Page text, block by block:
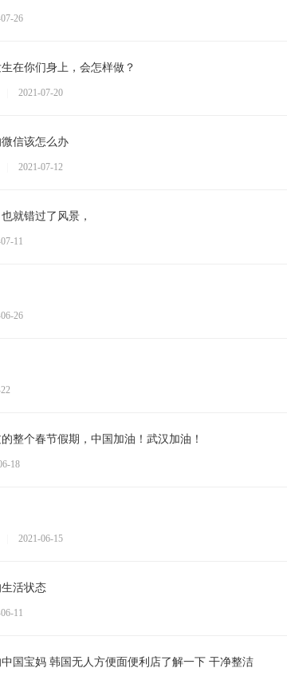
26
在你们身上，会怎样做？
2021-07-20
信该怎么办
2021-07-12
就错过了风景，
11
26
整个春节假期，中国加油！武汉加油！
18
2021-06-15
活状态
11
国宝妈 韩国无人方便面便利店了解一下 干净整洁